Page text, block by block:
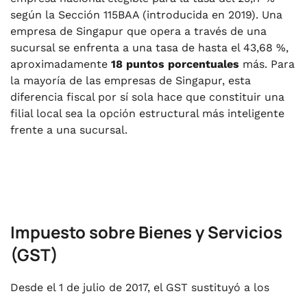
según la Sección 115BAA (introducida en 2019). Una
empresa de Singapur que opera a través de una
sucursal se enfrenta a una tasa de hasta el 43,68 %,
aproximadamente 18 puntos porcentuales más. Para
la mayoría de las empresas de Singapur, esta
diferencia fiscal por sí sola hace que constituir una
filial local sea la opción estructural más inteligente
frente a una sucursal.
Impuesto sobre Bienes y Servicios
(GST)
Desde el 1 de julio de 2017, el GST sustituyó a los